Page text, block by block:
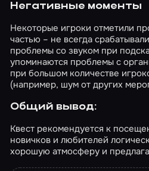
Негативные моменты
Некоторые игроки отметили
частью – не всегда
проблемы со звуком при
упоминаются проблемы с
при большом количестве
(например, шум от других
Общий вывод:
Квест рекомендуется к
новичков и любителей
хорошую атмосферу и